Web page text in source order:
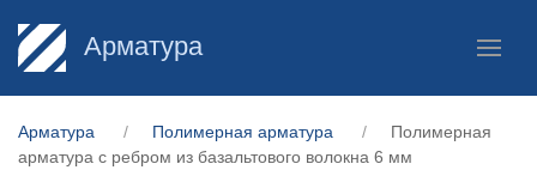
Арматура
Арматура Полимерная арматура
Полимерная
арматура c ребром из базальтового волокна 6 мм